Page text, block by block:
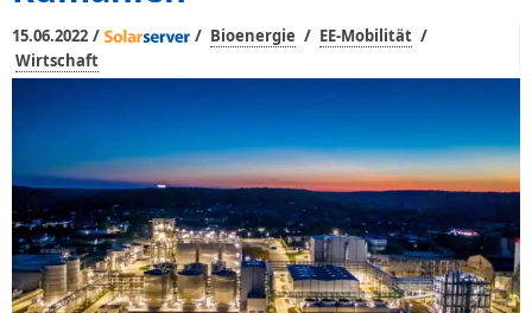
15.06.2022 / / Bioenergie / EE-Mobilität /
Wirtschaft